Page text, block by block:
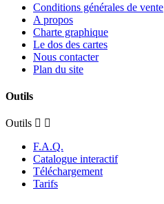
Conditions générales de vente
A propos
Charte graphique
Le dos des cartes
Nous contacter
Plan du site
Outils
Outils
F.A.Q.
Catalogue interactif
Téléchargement
Tarifs